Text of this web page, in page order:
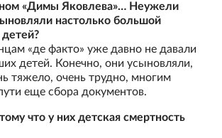
«Димы Яковлева»… Неужели
настолько большой
«де факто» уже давно не давали
детей. Конечно, они усыновляли,
тяжело, очень трудно, многим
еще сбора документов.
что у них детская смертность